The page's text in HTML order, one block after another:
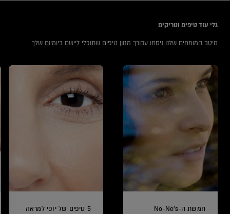
גלי עוד טיפים וטריקים
מיטב המומחים שלנו ניסחו עבורך מגוון טיפים שתוכלי ליישם ביומיום שלך
חמשת ה-No-No's
5 טיפים של יופי למראה